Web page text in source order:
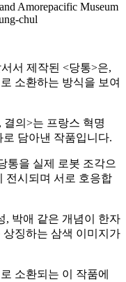
Amorepacific Museum
chul
서 제작된 <당통>은,
소환하는 방식을 보여
의>는 프랑스 혁명
담아낸 작품입니다.
통을 실제 로봇 조각으
전시되며 서로 호응합
, 박애 같은 개념이 한자
징하는 삼색 이미지가
소환되는 이 작품에